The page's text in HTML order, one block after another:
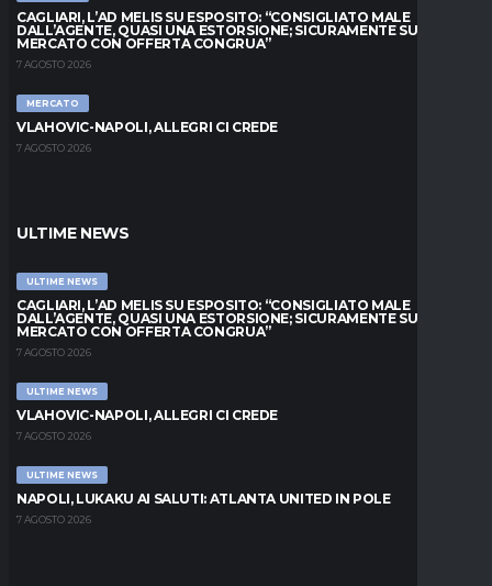
CAGLIARI, L’AD MELIS SU ESPOSITO: “CONSIGLIATO MALE
DALL’AGENTE, QUASI UNA ESTORSIONE; SICURAMENTE SUL
MERCATO CON OFFERTA CONGRUA”
7 AGOSTO 2026
MERCATO
VLAHOVIC-NAPOLI, ALLEGRI CI CREDE
7 AGOSTO 2026
ULTIME NEWS
ULTIME NEWS
CAGLIARI, L’AD MELIS SU ESPOSITO: “CONSIGLIATO MALE
DALL’AGENTE, QUASI UNA ESTORSIONE; SICURAMENTE SUL
MERCATO CON OFFERTA CONGRUA”
7 AGOSTO 2026
ULTIME NEWS
VLAHOVIC-NAPOLI, ALLEGRI CI CREDE
7 AGOSTO 2026
ULTIME NEWS
NAPOLI, LUKAKU AI SALUTI: ATLANTA UNITED IN POLE
7 AGOSTO 2026